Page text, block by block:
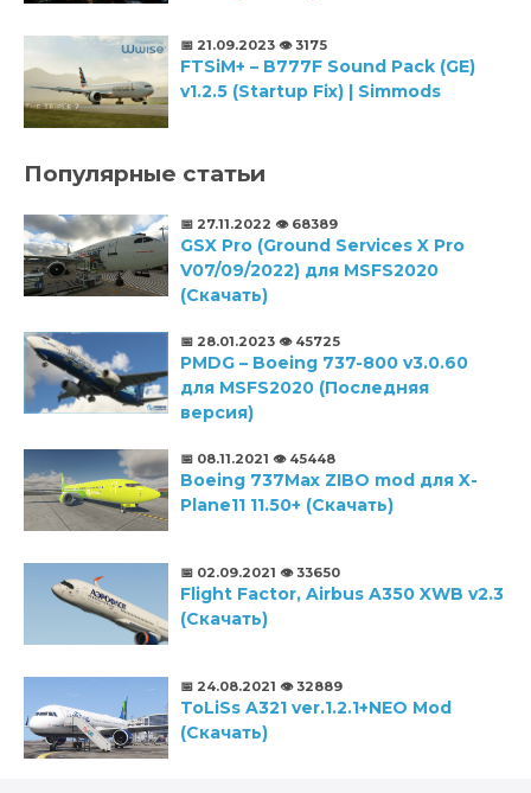
📅 21.09.2023 👁️ 3175
FTSiM+ – B777F Sound Pack (GE)
v1.2.5 (Startup Fix) | Simmods
Популярные статьи
📅 27.11.2022 👁️ 68389
GSX Pro (Ground Services X Pro
V07/09/2022) для MSFS2020
(Скачать)
📅 28.01.2023 👁️ 45725
PMDG – Boeing 737-800 v3.0.60
для MSFS2020 (Последняя
версия)
📅 08.11.2021 👁️ 45448
Boeing 737Max ZIBO mod для X-
Plane11 11.50+ (Скачать)
📅 02.09.2021 👁️ 33650
Flight Factor, Airbus A350 XWB v2.3
(Скачать)
📅 24.08.2021 👁️ 32889
ToLiSs A321 ver.1.2.1+NEO Mod
(Скачать)